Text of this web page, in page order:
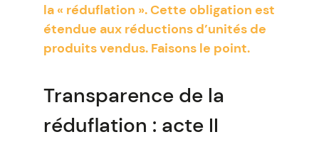
la « réduflation ». Cette obligation est
étendue aux réductions d’unités de
produits vendus. Faisons le point.
Transparence de la
réduflation : acte II